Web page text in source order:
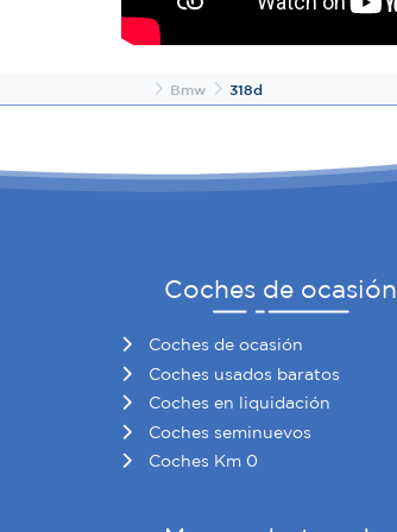
InicioBmw 318d
Coches de ocasión
Coches de ocasión
Coches usados baratos
Coches en liquidación
Coches seminuevos
Coches Km 0